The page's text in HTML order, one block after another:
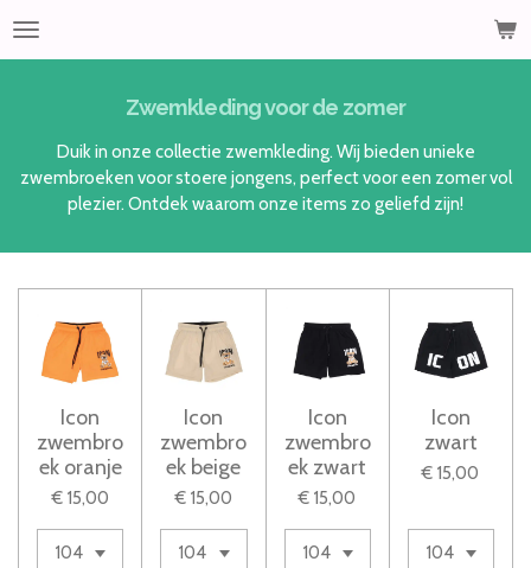
Ga
Zwemkleding voor de zomer
Duik in onze collectie zwemkleding. Wij bieden unieke
zwembroeken voor stoere jongens, perfect voor een zomer vol
plezier. Ontdek waarom onze items zo geliefd zijn!
Icon
zwembro
ek oranje
€ 15,00
Icon
zwembro
ek beige
€ 15,00
Icon
zwembro
ek zwart
€ 15,00
Icon
zwart
€ 15,00